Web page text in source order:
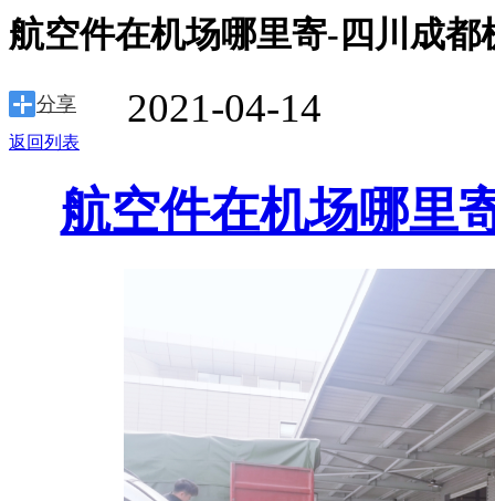
航空件在机场哪里寄-四川成都
2021-04-14
分享
返回列表
航空件在机场哪里